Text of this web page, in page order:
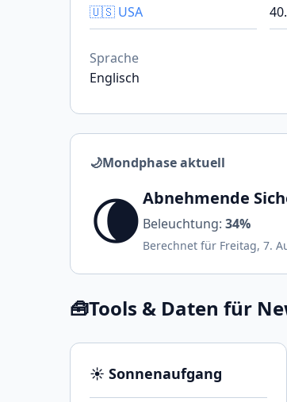
🇺🇸 USA
Sprache
Englisch
🌙Mondphase aktuell
🌘Abnehmende
Beleuchtung: 34%
Berechnet für Freitag, 7.
🧰Tools & Daten für
☀️ Sonnenaufgang